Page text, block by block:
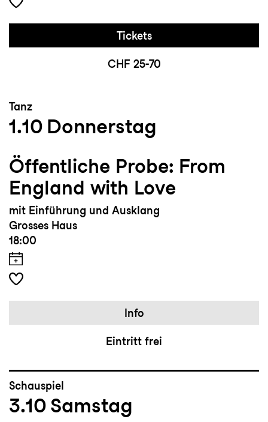
Tickets
CHF 25-70
Tanz
1.10 Donnerstag
Öffentliche Probe: From
England with Love
mit Einführung und Ausklang
Grosses Haus
18:00
Info
Eintritt frei
Schauspiel
3.10 Samstag